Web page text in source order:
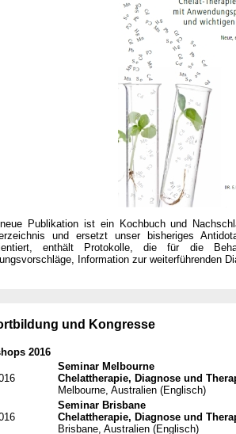
Publikation ist ein Kochbuch und
und ersetzt unser bisheriges
enthält Protokolle, die für die
Information zur weiterführenden
und Kongresse
2016
Seminar Melbourne
Chelattherapie, Diagnose und
Melbourne, Australien (Englisch)
Seminar Brisbane
Chelattherapie, Diagnose und
Brisbane, Australien (Englisch)